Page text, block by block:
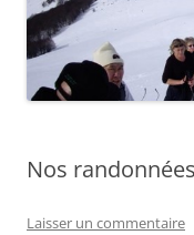
Nos
Laisser un commentaire